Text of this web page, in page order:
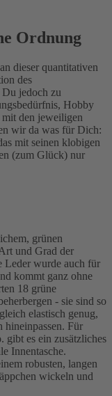
Ordnung
dieser quantitativen
des
Du jedoch zu
Hobby
mit den jeweiligen
wir da was für Dich:
mit seinen klobigen
(zum Glück) nur
grünen
und Grad der
Leder wurde auch für
kommt ganz ohne
18 grüne
- sie sind so
elastisch genug,
hineinpassen. Für
es ein zusätzliches
Innentasche.
robusten, langen
wickeln und